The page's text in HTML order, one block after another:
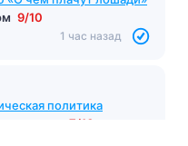
«О чем плачут лошади»